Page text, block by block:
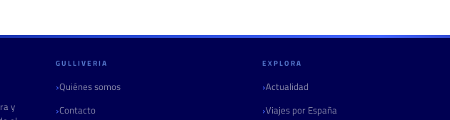
y
GULLIVERIA
Quiénes somos
Contacto
EXPLORA
Actualidad
Viajes por España